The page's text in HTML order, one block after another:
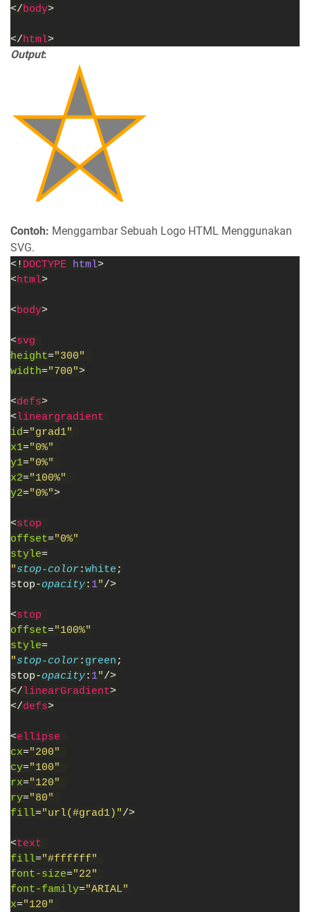
</body>
</html>
Output:
Contoh: Menggambar Sebuah Logo HTML Menggunakan
SVG.
<! DOCTYPE html>
<html>
<body>
<svg
height="300"
width="700">
<defs>
<lineargradient
id="grad1"
x1="0%"
y1="0%"
x2="100%"
y2="0%">
<stop
offset="0%"
style=
"stop-color:white ;
stop-opacity: 1"/>
<stop
offset="100%"
style=
"stop-color: green ;
stop-opacity: 1"/>
</linearGradient>
</defs>
<ellipse
cx="200"
cy="100"
rx="120"
ry="80"
fill="url(#grad1)"/>
<text
fill="#ffffff"
font-size="22"
font-family="ARIAL"
x="120"